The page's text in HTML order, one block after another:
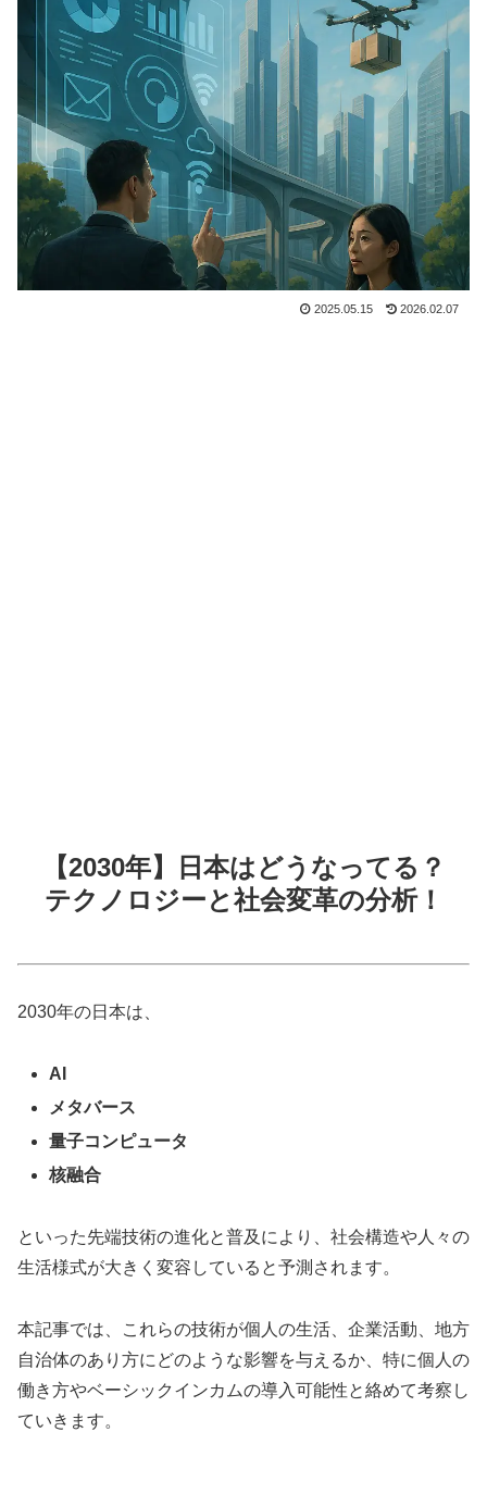
2025.05.15 2026.02.07
【2030年】日本はどうなってる？
テクノロジーと社会変革の分析！
2030年の日本は、
AI
メタバース
量子コンピュータ
核融合
といった先端技術の進化と普及により、社会構造や人々の
生活様式が大きく変容していると予測されます。
本記事では、これらの技術が個人の生活、企業活動、地方
自治体のあり方にどのような影響を与えるか、特に個人の
働き方やベーシックインカムの導入可能性と絡めて考察し
ていきます。